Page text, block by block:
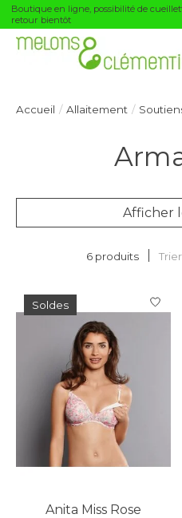
Boutique en ligne, possibilité de
retour bientôt
Accueil / Allaitement /
Afficher
6 produits
Soldes
Anita Miss Rose